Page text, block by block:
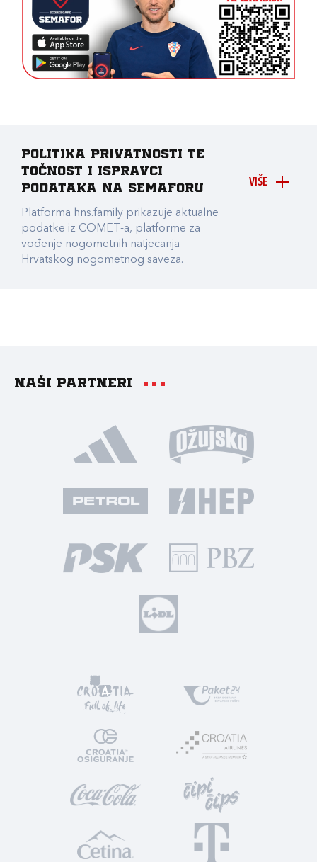
VIŠE
Politika privatnosti te
točnost i ispravci
podataka na Semaforu
Platforma hns.family prikazuje aktualne
podatke iz COMET-a, platforme za
vođenje nogometnih natjecanja
Hrvatskog nogometnog saveza.
Naši partneri